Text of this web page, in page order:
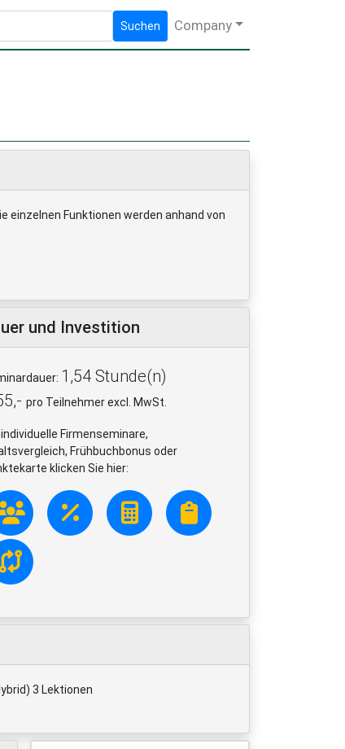
Suchen Company
einzelnen Funktionen werden anhand von
und Investition
1,54 Stunde(n)
pro Teilnehmer excl. MwSt.
individuelle Firmenseminare,
Frühbuchbonus oder
klicken Sie hier:
3 Lektionen